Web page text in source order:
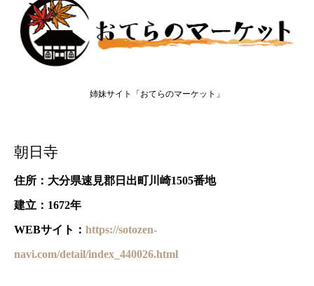
姉妹サイト「おてらのマーケット」
朝日寺
住所：大分県速見郡日出町川崎1505番地
建立：1672年
WEBサイト： https://sotozen-
navi.com/detail/index_440026.html